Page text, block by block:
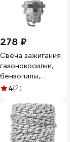
278 ₽
Свеча зажигания
газонокосилки,
бензопилы,
генераторы BRISK
3022 PR15Y
4(2)